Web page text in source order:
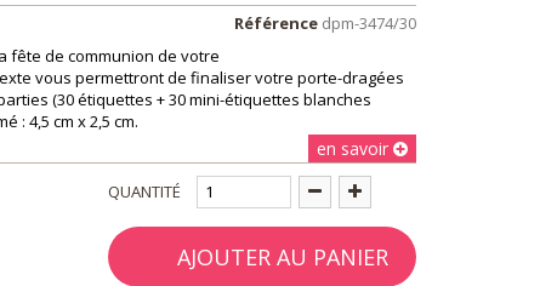
Référence dpm-3474/30
fête de communion de votre
vous permettront de finaliser votre porte-dragées
(30 étiquettes + 30 mini-étiquettes blanches
: 4,5 cm x 2,5 cm.
en savoir
QUANTITÉ
AJOUTER AU PANIER